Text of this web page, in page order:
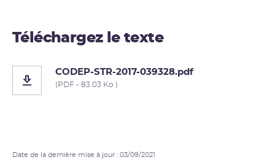
Téléchargez le texte
CODEP-STR-2017-039328.pdf
(PDF - 83.03 Ko )
Date de la dernière mise à jour : 03/09/2021